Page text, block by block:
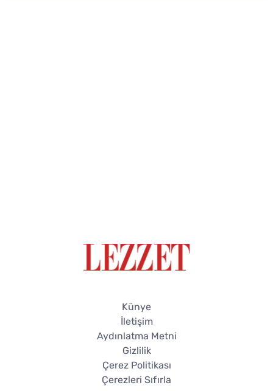
Künye
İletişim
Aydınlatma Metni
Gizlilik
Çerez Politikası
Çerezleri Sıfırla